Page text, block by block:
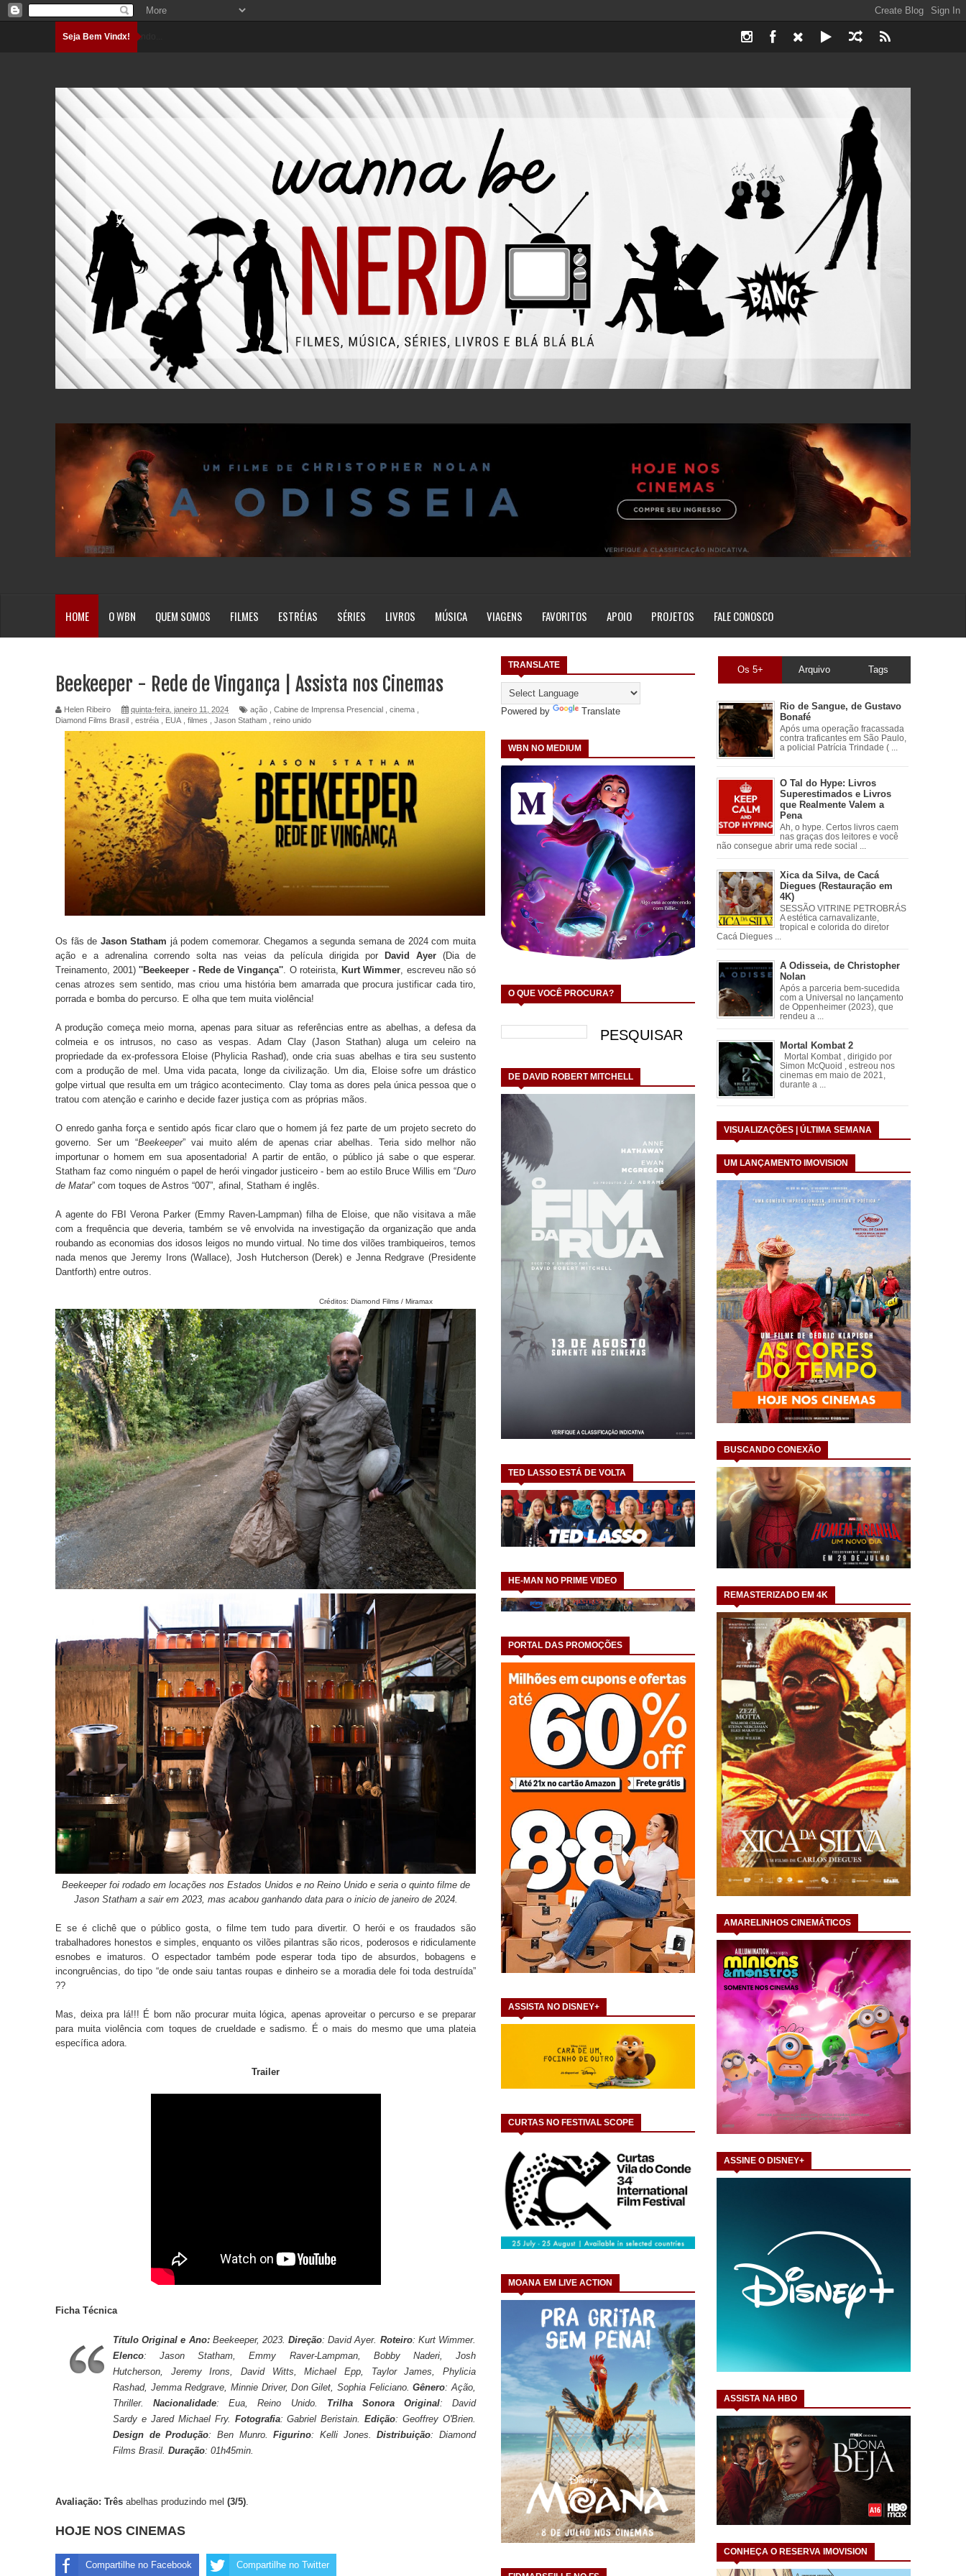
Seja Bem Vindx!Carregando...
HOME O WBN QUEM SOMOS FILMES ESTRÉIAS SÉRIES LIVROS MÚSICA VIAGENS FAVORITOS APOIO PROJETOS FALE CONOSCO
TRANSLATE
Powered by Translate
WBN NO MEDIUM
O QUE VOCÊ PROCURA?
DE DAVID ROBERT MITCHELL
TED LASSO ESTÁ DE VOLTA
HE-MAN NO PRIME VIDEO
PORTAL DAS PROMOÇÕES
ASSISTA NO DISNEY+
CURTAS NO FESTIVAL SCOPE
MOANA EM LIVE ACTION
Beekeeper - Rede de Vingança | Assista nos Cinemas
Helen Ribeiro quinta-feira, janeiro 11, 2024 ação , Cabine de Imprensa Presencial , cinema ,
Diamond Films Brasil , estréia , EUA , filmes , Jason Statham , reino unido
Os fãs de Jason Statham já podem comemorar. Chegamos a segunda semana de 2024 com muita
ação e a adrenalina correndo solta nas veias da película dirigida por
David Ayer (Dia de
Treinamento, 2001) ''Beekeeper - Rede de Vingança''. O roteirista, Kurt Wimmer, escreveu não só
cenas atrozes sem sentido, mas criou uma história bem amarrada que procura justificar cada tiro,
porrada e bomba do percurso. E olha que tem muita violência!
A produção começa meio morna, apenas para situar as referências entre as abelhas, a defesa da
colmeia e os intrusos, no caso as vespas. Adam Clay (Jason Stathan) aluga um celeiro na
propriedade da ex-professora Eloise (Phylicia Rashad), onde cria suas abelhas e tira seu sustento
com a produção de mel. Uma vida pacata, longe da civilização. Um dia, Eloise sofre um drástico
golpe virtual que resulta em um trágico acontecimento. Clay toma as dores pela única pessoa que o
tratou com atenção e carinho e decide fazer justiça com as próprias mãos.
O enredo ganha força e sentido após ficar claro que o homem já fez parte de um projeto secreto do
governo. Ser um “Beekeeper” vai muito além de apenas criar abelhas. Teria sido melhor não
importunar o homem em sua aposentadoria! A partir de então, o público já sabe o que esperar.
Statham faz como ninguém o papel de herói vingador justiceiro - bem ao estilo Bruce Willis em “Duro
de Matar” com toques de Astros “007”, afinal, Statham é inglês.
A agente do FBI Verona Parker (Emmy Raven-Lampman) filha de Eloise, que não visitava a mãe
com a frequência que deveria, também se vê envolvida na investigação da organização que anda
roubando as economias dos idosos leigos no mundo virtual. No time dos vilões trambiqueiros, temos
nada menos que Jeremy Irons (Wallace), Josh Hutcherson (Derek) e Jenna Redgrave (Presidente
Dantforth) entre outros.
Créditos: Diamond Films / Miramax
Beekeeper foi rodado em locações nos Estados Unidos e no Reino Unido e seria o quinto filme de
Jason Statham a sair em 2023, mas acabou ganhando data para o inicio de janeiro de 2024.
E se é clichê que o público gosta, o filme tem tudo para divertir. O herói e os fraudados são
trabalhadores honestos e simples, enquanto os vilões pilantras são ricos, poderosos e ridiculamente
esnobes e imaturos. O espectador também pode esperar toda tipo de absurdos, bobagens e
incongruências, do tipo “de onde saiu tantas roupas e dinheiro se a moradia dele foi toda destruída”
??
Mas, deixa pra lá!!! É bom não procurar muita lógica, apenas aproveitar o percurso e se preparar
para muita violência com toques de crueldade e sadismo. É o mais do mesmo que uma plateia
específica adora.
Trailer
Ficha Técnica
Título Original e Ano: Beekeeper, 2023.Direção: David Ayer. Roteiro: Kurt Wimmer.
Elenco: Jason Statham, Emmy Raver-Lampman, Bobby Naderi, Josh
Hutcherson, Jeremy Irons, David Witts, Michael Epp, Taylor James, Phylicia
Rashad, Jemma Redgrave, Minnie Driver, Don Gilet, Sophia Feliciano.Gênero: Ação,
Thriller.Nacionalidade: Eua, Reino Unido. Trilha Sonora Original: David
Sardy e Jared Michael Fry. Fotografia: Gabriel Beristain.Edição: Geoffrey O'Brien.
Design de Produção: Ben Munro.Figurino: Kelli Jones.Distribuição: Diamond
Films Brasil. Duração: 01h45min.
Avaliação: Três abelhas produzindo mel (3/5).
HOJE NOS CINEMAS
Compartilhe no Facebook Compartilhe no Twitter
Os 5+ Arquivo Tags
Rio de Sangue, de Gustavo
Bonafé
Após uma operação fracassada
contra traficantes em São Paulo,
a policial Patrícia Trindade ( ...
O Tal do Hype: Livros
Superestimados e Livros
que Realmente Valem a
Pena
Ah, o hype. Certos livros caem
nas graças dos leitores e você
não consegue abrir uma rede social ...
Xica da Silva, de Cacá
Diegues (Restauração em
4K)
SESSÃO VITRINE PETROBRÁS
A estética carnavalizante,
tropical e colorida do diretor
Cacá Diegues ...
A Odisseia, de Christopher
Nolan
Após a parceria bem-sucedida
com a Universal no lançamento
de Oppenheimer (2023), que
rendeu a ...
Mortal Kombat 2
Mortal Kombat , dirigido por
Simon McQuoid , estreou nos
cinemas em maio de 2021,
durante a ...
VISUALIZAÇÕES | ÚLTIMA SEMANA
UM LANÇAMENTO IMOVISION
BUSCANDO CONEXÃO
REMASTERIZADO EM 4K
AMARELINHOS CINEMÁTICOS
ASSINE O DISNEY+
ASSISTA NA HBO
CONHEÇA O RESERVA IMOVISION